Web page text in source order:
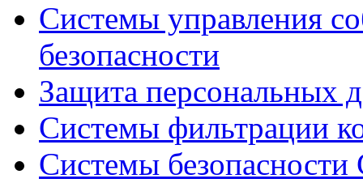
Системы управления
безопасности
Защита персональных
Системы фильтрации
Системы безопасности